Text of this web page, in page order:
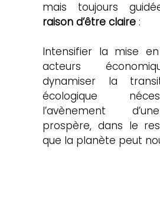
raison d’être claire :
Intensifier la mise
acteurs
dynamiser la
écologique
l’avènement
prospère, dans le
que la planète peut